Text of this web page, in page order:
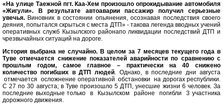
«На улице Таежной пгт. Каа-Хем произошло опрокидывание автомобиля
«Жигули». В результате автоаварии пассажир получил серьезные
увечья. Виновник в состоянии опьянения, осознавая последствия своего
деяния, попытался скрыться с места ДТП» - такова легенда вводных учений
оперативных служб Кызылского районапо ликвидации последствий ДТП и
чрезвычайных ситуаций на дороге.
История выбрана не случайно. В целом за 7 месяцев текущего года в
Туве отмечается снижение показателей аварийности по сравнению с
прошлым годом, самое главное – практически на 40 снижено
количество погибших в ДТП людей. Однако, в последние дни августа
отмечается осложнение оперативной обстановки на дорогах республики.
С 27 по 30 августa; в Туве произошло 5 ДТП, унесшие жизни 6 человек. За
последние выходные только в Кызылском районе погибли 3 участника
дорожного движения.